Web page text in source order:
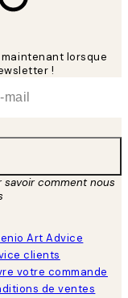
lorsque
!
comment nous
Art Advice
clients
votre commande
de ventes